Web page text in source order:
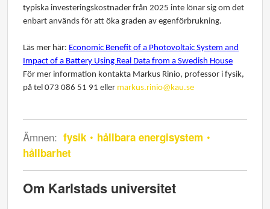
typiska investeringskostnader från 2025 inte lönar sig om det
enbart används för att öka graden av egenförbrukning.
Läs mer här: Economic Benefit of a Photovoltaic System and
Impact of a Battery Using Real Data from a Swedish House
För mer information kontakta Markus Rinio, professor i fysik,
på tel 073 086 51 91 eller markus.rinio@kau.se
Ämnen: fysik
hållbara energisystem
hållbarhet
Om Karlstads universitet